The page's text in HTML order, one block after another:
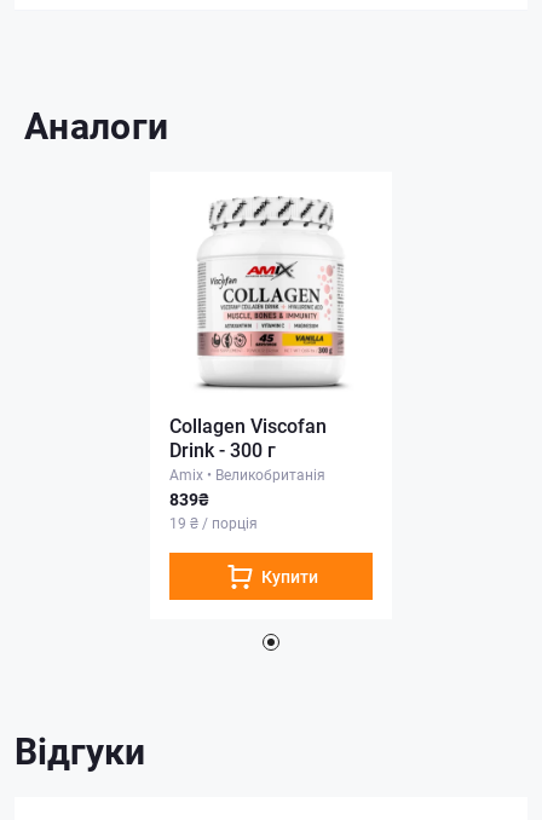
Аналоги
Collagen Viscofan
Drink - 300 г
Amix • Великобританія
839₴
19 ₴ / порція
Купити
Відгуки